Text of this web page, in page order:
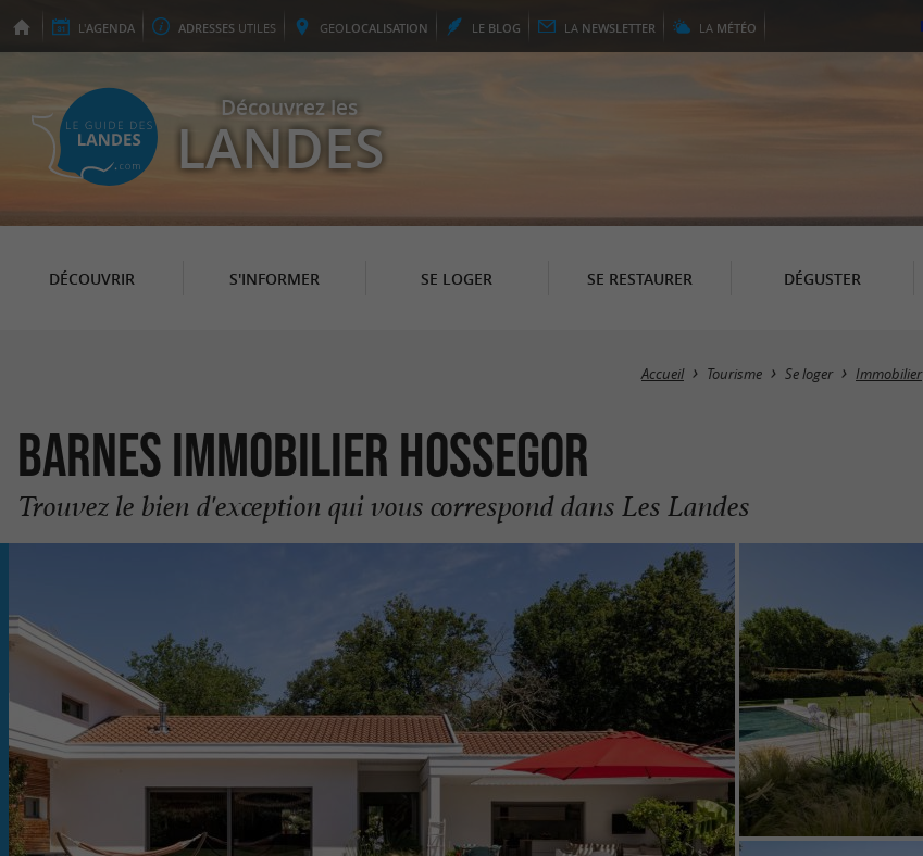
L'AGENDA ADRESSES UTILES GEOLOCALISATION LE BLOG LA NEWSLETTER LA MÉTÉO
Découvrez les
LANDES
DÉCOUVRIR S'INFORMER SE LOGER SE RESTAURER DÉGUSTER
Accueil Tourisme Se loger Immobilier
Barnes Immobilier Hossegor
Trouvez le bien d'exception qui vous correspond dans Les Landes